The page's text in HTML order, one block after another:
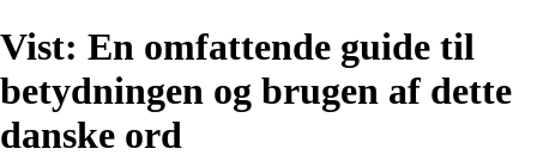
Vist: En omfattende guide til
betydningen og brugen af dette
danske ord